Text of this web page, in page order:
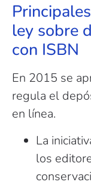
ley sobre
con ISBN
En 2015 se
regula el
en línea.
La
los